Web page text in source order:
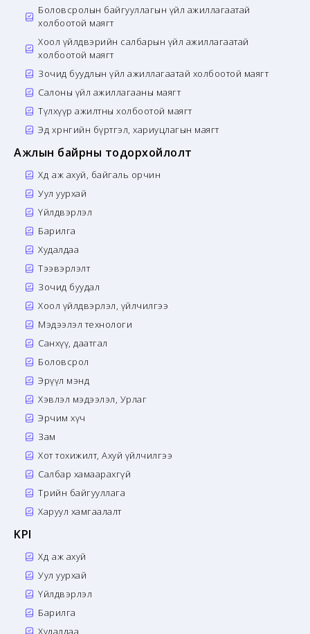
Боловсролын байгууллагын үйл ажиллагаатай
холбоотой маягт
Хоол үйлдвэрийн салбарын үйл ажиллагаатай
холбоотой маягт
Зочид буудлын үйл ажиллагаатай холбоотой маягт
Салоны үйл ажиллагааны маягт
Түлхүүр ажилтны холбоотой маягт
Эд хөрөнгийн бүртгэл, хариуцлагын маягт
Ажлын байрны тодорхойлолт
Хөдөө аж ахуй, байгаль орчин
Уул уурхай
Үйлдвэрлэл
Барилга
Худалдаа
Тээвэрлэлт
Зочид буудал
Хоол үйлдвэрлэл, үйлчилгээ
Мэдээлэл технологи
Санхүү, даатгал
Боловсрол
Эрүүл мэнд
Хэвлэл мэдээлэл, Урлаг
Эрчим хүч
Зам
Хот тохижилт, Ахуй үйлчилгээ
Салбар хамаарахгүй
Төрийн байгууллага
Харуул хамгаалалт
KPI
Хөдөө аж ахуй
Уул уурхай
Үйлдвэрлэл
Барилга
Худалдаа